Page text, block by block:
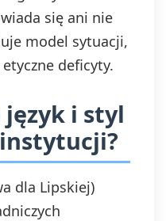
się ani nie
model sytuacji,
deficyty.
język i styl
dla Lipskiej)